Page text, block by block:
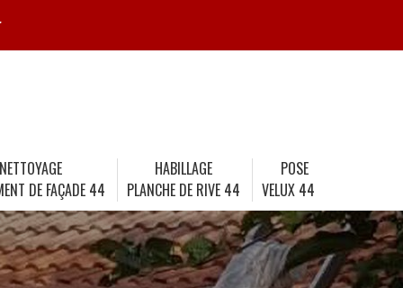
DE FAÇADE 44
HABILLAGE
PLANCHE DE RIVE 44
POSE
VELUX 44